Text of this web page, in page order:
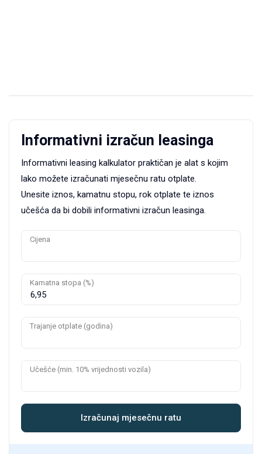
Informativni izračun leasinga
Informativni leasing kalkulator praktičan je alat s kojim
lako možete izračunati mjesečnu ratu otplate.
Unesite iznos, kamatnu stopu, rok otplate te iznos
učešća da bi dobili informativni izračun leasinga.
Cijena
Kamatna stopa (%)
Trajanje otplate (godina)
Učešće (min. 10% vrijednosti vozila)
Izračunaj mjesečnu ratu